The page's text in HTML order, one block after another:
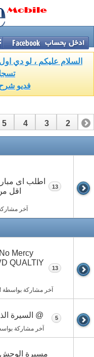
السلام عليكم ، لو دي
فديو
1
2
3
4
5
اطلب اى
اقل من 24 ساعه او اقل (اطلب
آخر
13
Mercy
آخر مشاركة بواسطة
13
@ السيرة
آخر مشاركة
5